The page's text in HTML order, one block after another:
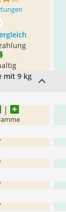
anzeigen
mit 9 kg